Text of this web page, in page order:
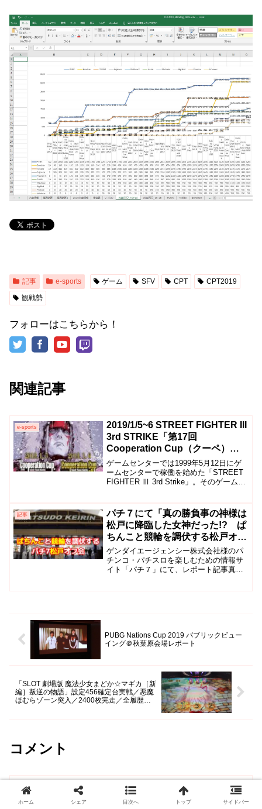
記事 e-sports ゲーム SFV CPT
CPT2019
観戦勢
フォローはこちらから！
関連記事
e-sports
2019/1/5~6 STREET FIGHTER III
3rd STRIKE「第17回
Cooperation Cup（クーペ）」
＆「2019 Pre Cooperation
Cup（プレクーペ）」レポート
ゲームセンターでは1999年5月12日にゲ
ームセンターで稼働を始めた「STREET
FIGHTER Ⅲ 3rd Strike」。そのゲームの
規模で開催されるとは誰が予想できただ
ろうか。
記事
パチ７にて「真の勝負事の神様は
松戸に降臨した女神だった!? ぱ
ちんこと競輪を調伏する松戸オフ
会レポート！」を執筆させていた
だきました。
ゲンダイエージェンシー株式会社様のパ
チンコ・パチスロを楽しむための情報サ
イト「パチ７」にて、レポート記事真の
PUBG Nations Cup 2019 パブリックビュー
イング＠秋葉原会場レポート
「SLOT 劇場版 魔法少女まどか☆マギカ［新
編］叛逆の物語」設定456確定台実戦／悪魔
ほむらゾーン突入／2400枚完走／全履歴＆
コメント
コメントを書き込む
ホーム シェア 目次へ トップ サイドバー